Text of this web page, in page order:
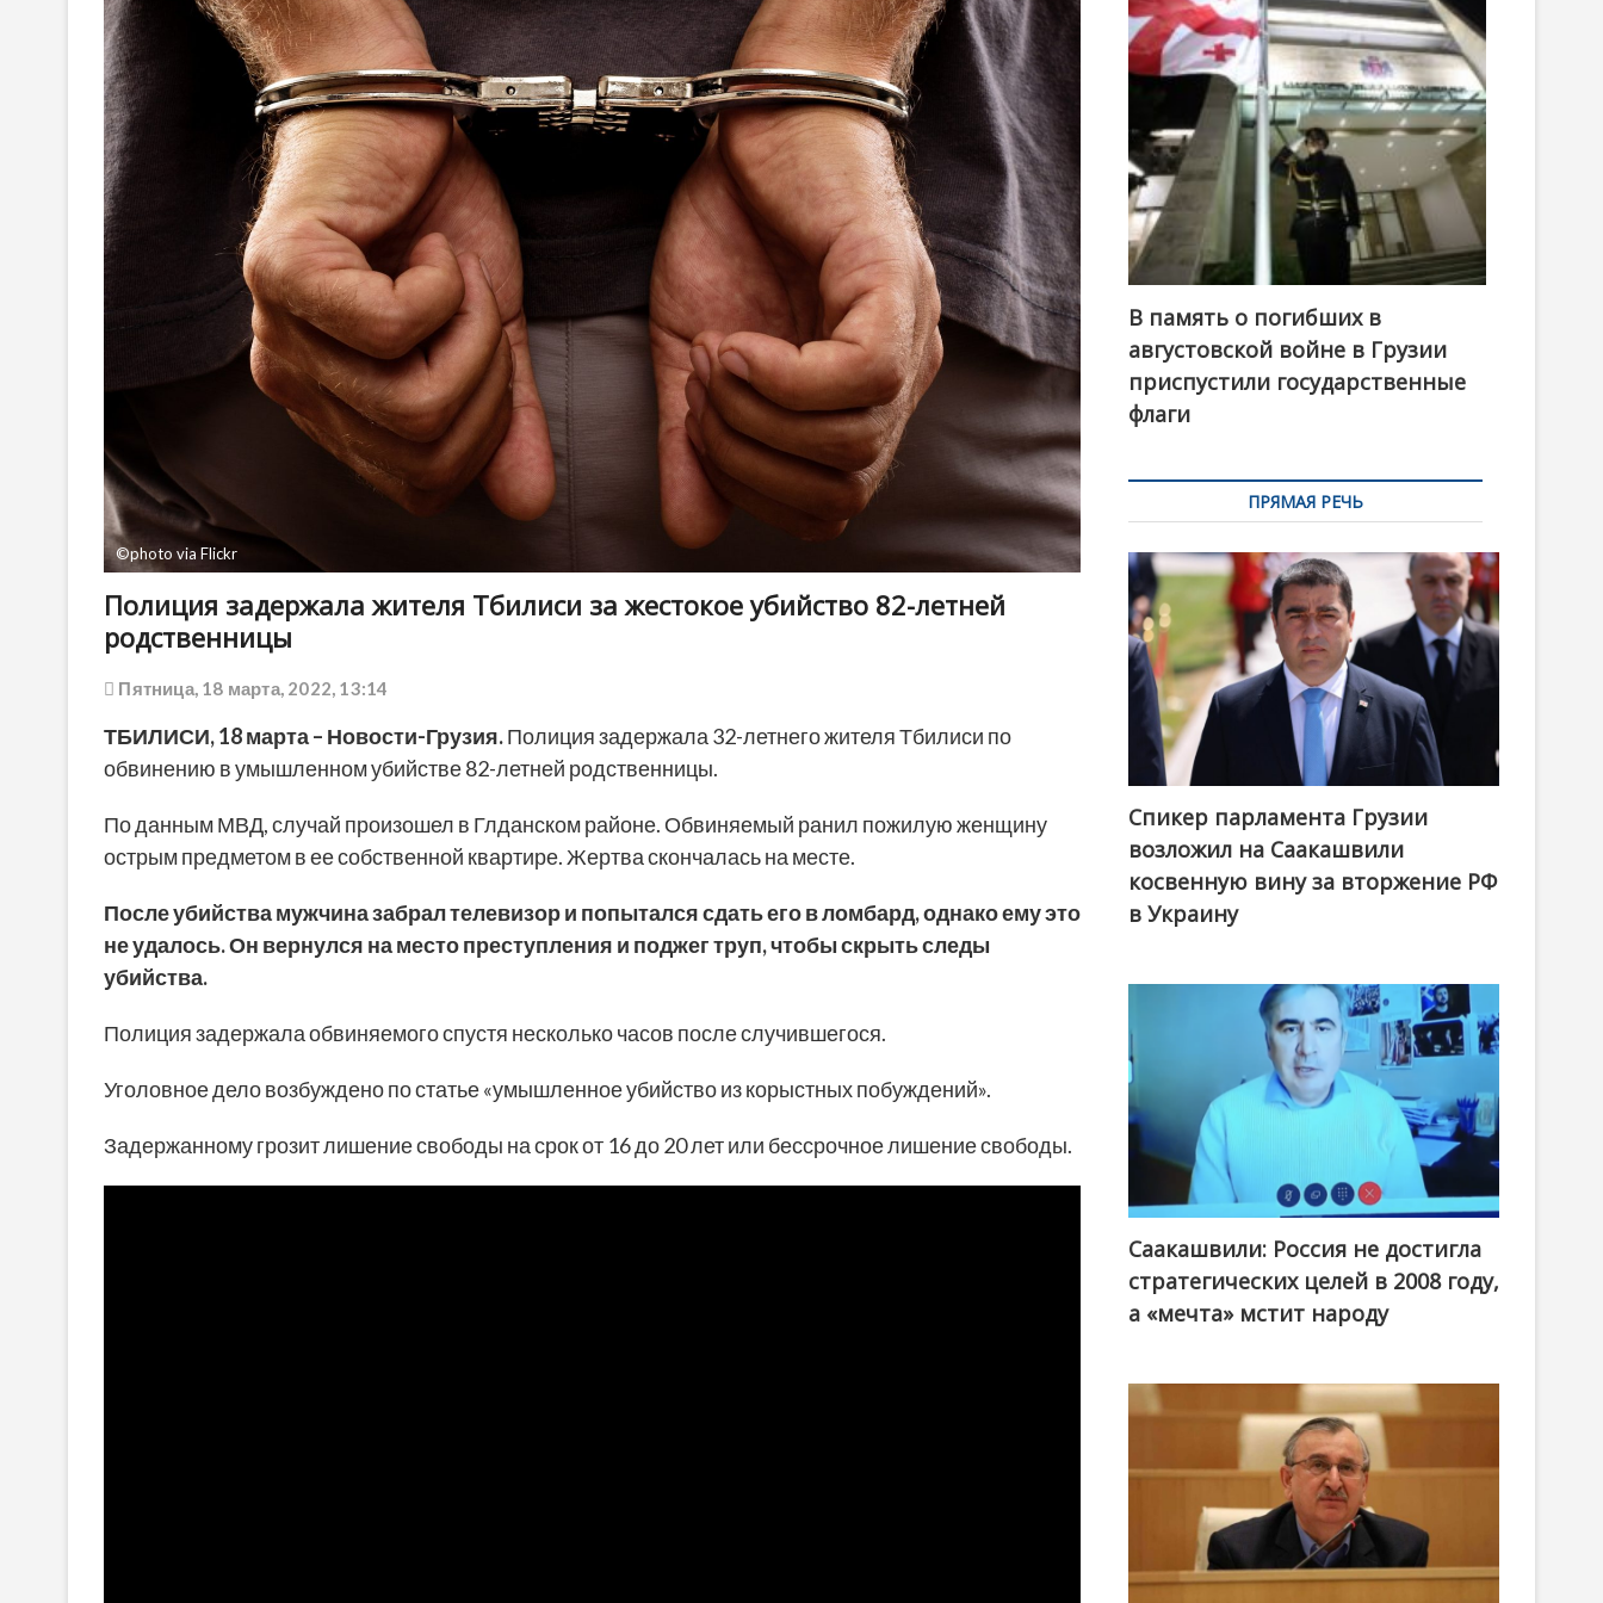
o
n
©photo via Flickr
Полиция задержала жителя Тбилиси за жестокое убийство 82-летней
родственницы
Пятница, 18 марта, 2022, 13:14
ТБИЛИСИ, 18 марта – Новости-Грузия.Полиция задержала 32-летнего жителя Тбилиси по
обвинению в умышленном убийстве 82-летней родственницы.
По данным МВД, случай произошел в Глданском районе. Обвиняемый ранил пожилую женщину
острым предметом в ее собственной квартире. Жертва скончалась на месте.
После убийства мужчина забрал телевизор и попытался сдать его в ломбард, однако ему это
не удалось. Он вернулся на место преступления и поджег труп, чтобы скрыть следы
убийства.
Полиция задержала обвиняемого спустя несколько часов после случившегося.
Уголовное дело возбуждено по статье «умышленное убийство из корыстных побуждений».
Задержанному грозит лишение свободы на срок от 16 до 20 лет или бессрочное лишение свободы.
В память о погибших в
августовской войне в Грузии
приспустили государственные
флаги
ПРЯМАЯ РЕЧЬ
Спикер парламента Грузии
возложил на Саакашвили
косвенную вину за вторжение РФ
в Украину
Саакашвили: Россия не достигла
стратегических целей в 2008 году,
а «мечта» мстит народу